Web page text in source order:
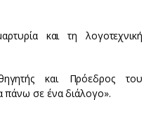
και τη λογοτεχνική
και Πρόεδρος του
πάνω σε ένα διάλογο».